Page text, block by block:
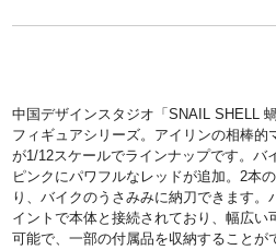
中国デザインスタジオ「SNAIL SHELL
フィギュアシリーズ。アイリンの相棒的
が1/12スケールでラインナップです。バ
ピンクにパワフルなレッドが追加。2本
り、バイクのうさみみに納刀できます。
イントで本体と接続されており、幅広い
可能で、一部の付属品を収納することが